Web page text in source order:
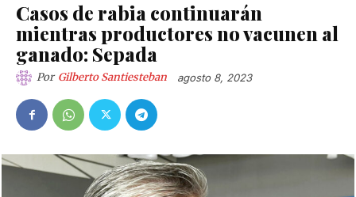
Casos de rabia continuarán
mientras productores no vacunen al
ganado: Sepada
Por Gilberto Santiesteban agosto 8, 2023